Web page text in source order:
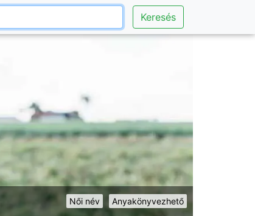
Keresés
Anyakönyvezhető
Női név